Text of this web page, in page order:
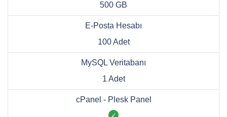
500 GB
E-Posta Hesabı
100 Adet
MySQL Veritabanı
1 Adet
cPanel - Plesk Panel